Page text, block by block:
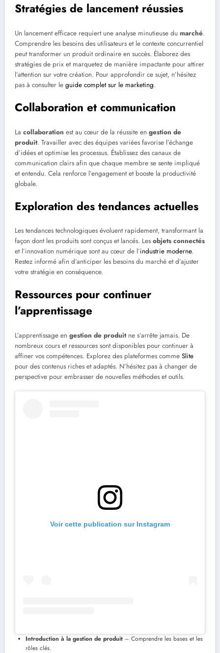
Stratégies de lancement réussies
Un lancement efficace requiert une analyse minutieuse du marché.
Comprendre les besoins des utilisateurs et le contexte concurrentiel
peut transformer un produit ordinaire en succès. Élaborez des
stratégies de prix et marquetez de manière impactante pour attirer
l’attention sur votre création. Pour approfondir ce sujet, n’hésitez
pas à consulter le guide complet sur le marketing.
Collaboration et communication
La collaboration est au cœur de la réussite en gestion de
produit. Travailler avec des équipes variées favorise l’échange
d’idées et optimise les processus. Établissez des canaux de
communication clairs afin que chaque membre se sente impliqué
et entendu. Cela renforce l’engagement et booste la productivité
globale.
Exploration des tendances actuelles
Les tendances technologiques évoluent rapidement, transformant la
façon dont les produits sont conçus et lancés. Les objets connectés
et l’innovation numérique sont au cœur de l’industrie moderne.
Restez informé afin d’anticiper les besoins du marché et d’ajuster
votre stratégie en conséquence.
Ressources pour continuer
l’apprentissage
L’apprentissage en gestion de produitne s’arrête jamais. De
nombreux cours et ressources sont disponibles pour continuer à
affiner vos compétences. Explorez des plateformes comme Slite
pour des contenus riches et adaptés. N’hésitez pas à changer de
perspective pour embrasser de nouvelles méthodes et outils.
Voir cette publication sur Instagram
Introduction à la gestion de produit – Comprendre les bases et les
rôles clés.